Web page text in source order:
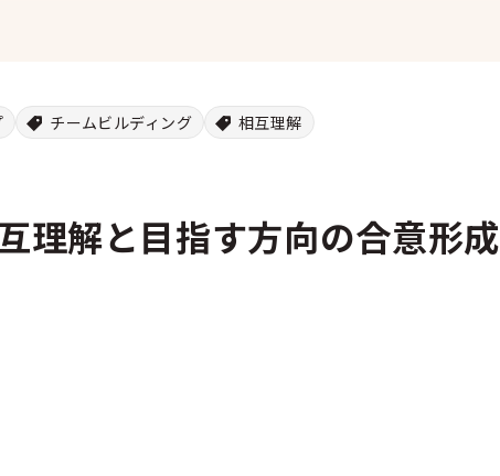
チームビルディング 相互理解
理解と目指す方向の合意形成